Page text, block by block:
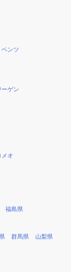
ベンツ
ゲン
オ
福島県
群馬県 山梨県